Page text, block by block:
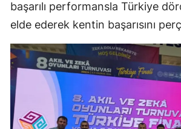
başarılı performansla Türkiye
elde ederek kentin başarısını